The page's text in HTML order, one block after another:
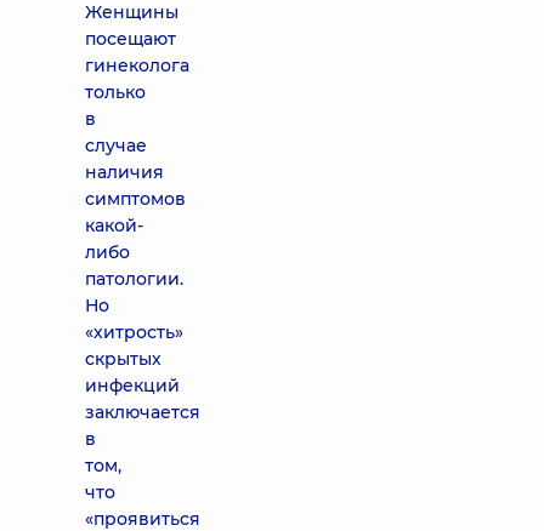
Женщины
посещают
гинеколога
только
в
случае
наличия
симптомов
какой-
либо
патологии.
Но
«хитрость»
скрытых
инфекций
заключается
в
том,
что
«проявиться